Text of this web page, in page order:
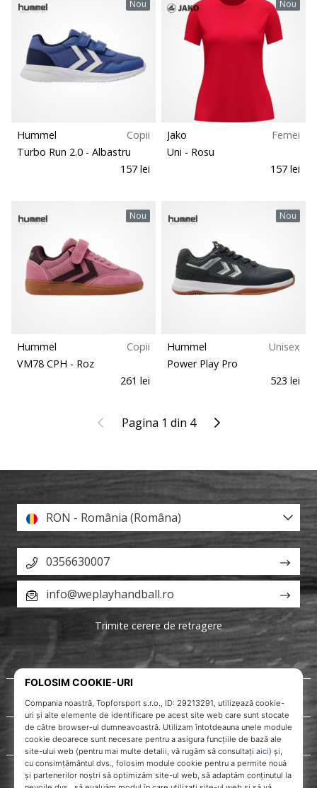
Nou
Hummel
Copii
Turbo Run 2.0 - Albastru
157 lei
Nou
Jako
Femei
Uni - Rosu
157 lei
Nou
Hummel
Copii
VM78 CPH - Roz
261 lei
Nou
Hummel
Unisex
Power Play Pro
523 lei
AnteriorPagina 1 din 4 Urmatorul
Despre noi
Servicii clienți
RON - România (Româna)
0356630007
info@weplayhandball.ro
Trimite cerere de retragere